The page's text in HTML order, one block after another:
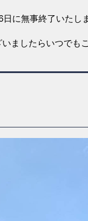
に無事終了いたし
ましたらいつでも